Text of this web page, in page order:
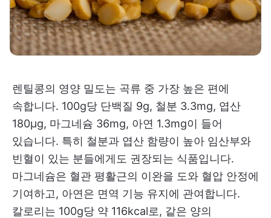
렌틸콩의 영양 밀도는 곡류 중 가장 높은 편에
속합니다. 100g당 단백질 9g, 철분 3.3mg, 엽산
180μg, 마그네슘 36mg, 아연 1.3mg이 들어
있습니다. 특히 철분과 엽산 함량이 높아 임산부와
빈혈이 있는 분들에게도 권장되는 식품입니다.
마그네슘은 혈관 평활근의 이완을 도와 혈압 안정에
기여하고, 아연은 면역 기능 유지에 관여합니다.
칼로리는 100g당 약 116kcal로, 같은 양의